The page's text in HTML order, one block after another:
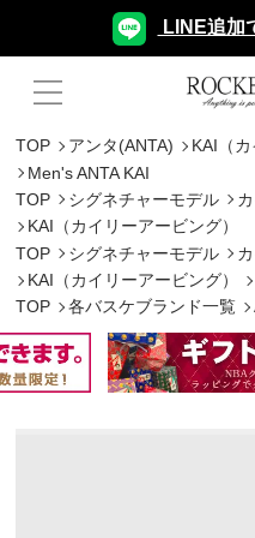
LINE追加
TOP アンタ(ANTA)
KAI（カ
Men's ANTA KAI
TOP
シグネチャーモデル
KAI（カイリーアービング）
TOP
シグネチャーモデル
KAI（カイリーアービング）
TOP
各バスケブランド一覧